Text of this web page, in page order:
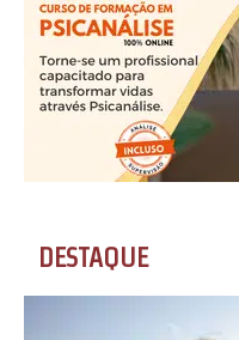
DESTAQUE